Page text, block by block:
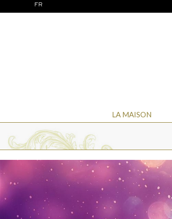
FR
LA MAISON